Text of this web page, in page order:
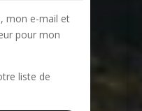
mon e-mail et
pour mon
liste de